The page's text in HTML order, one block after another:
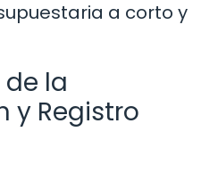
a corto y
la
y Registro